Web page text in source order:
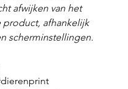
afwijken van het
product, afhankelijk
scherminstellingen.